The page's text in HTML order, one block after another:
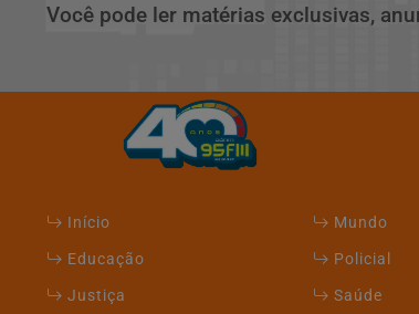
Você pode ler matérias exclusivas,
Início Mundo
Educação
Policial
Justiça
Saúde